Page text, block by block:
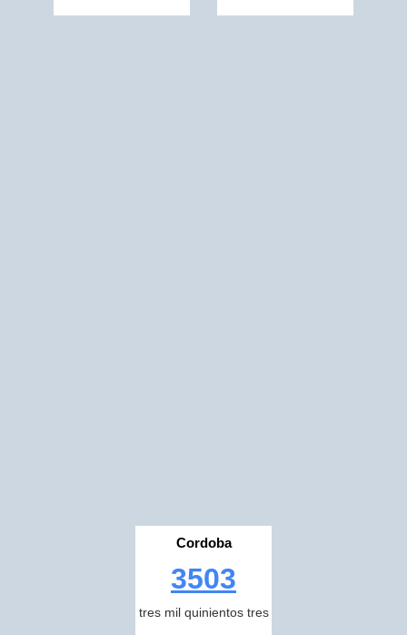
Cordoba
3503
tres mil quinientos tres